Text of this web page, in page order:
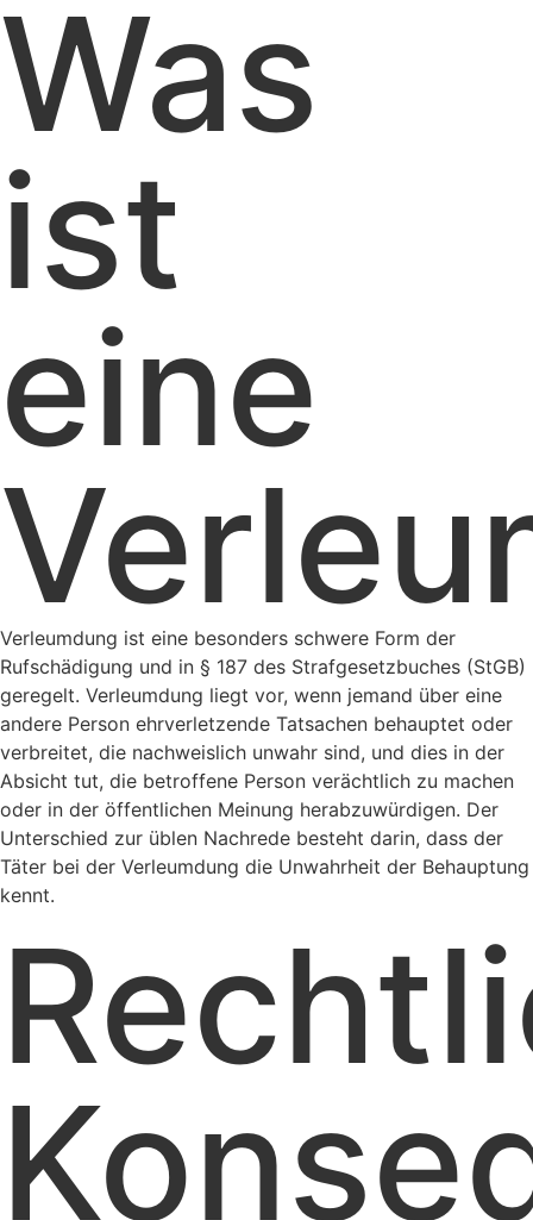
Was
ist
eine
Verleumdung ist eine besonders schwere Form der
Rufschädigung und in § 187 des Strafgesetzbuches (StGB)
geregelt. Verleumdung liegt vor, wenn jemand über eine
andere Person ehrverletzende Tatsachen behauptet oder
verbreitet, die nachweislich unwahr sind, und dies in der
Absicht tut, die betroffene Person verächtlich zu machen
oder in der öffentlichen Meinung herabzuwürdigen. Der
Unterschied zur üblen Nachrede besteht darin, dass der
Täter bei der Verleumdung die Unwahrheit der Behauptung
kennt.